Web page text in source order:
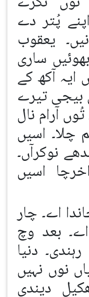
پُتر دے
یعقوب
ساری
ایہ آکھ کے
بیجی تیرے
آرام نال
اسیں
نوکرآں۔
اسیں
اے۔ چار
بعد وچ
دنیا
نوں نہیں
دیندی